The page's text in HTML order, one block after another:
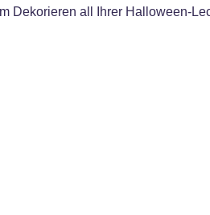
Dekorieren all Ihrer Halloween-